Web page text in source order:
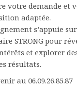
votre demande et
adaptée.
s’appuie
STRONG pour
et explorer
résultats.
au 06.09.26.85.87